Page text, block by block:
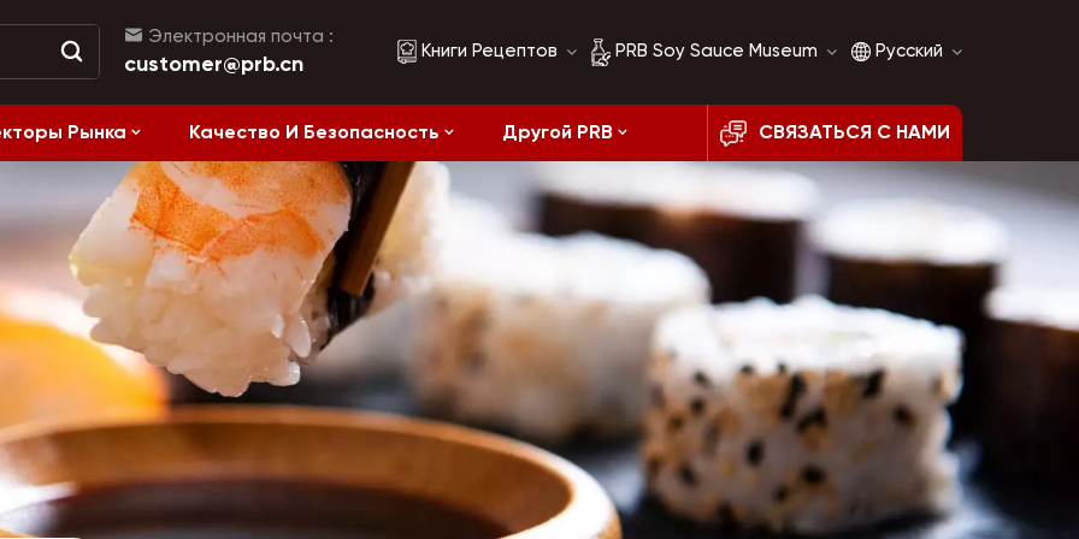
Электронная почта :
customer@prb.cn Книги Рецептов
Рецепты
Здоровое питание
PRB Soy Sauce Museum
История соевого
соуса
Сравнение соевого
Русский
English
français
العربية
Рынка Качество И Безопасность Другой PRB СВЯЗАТЬСЯ С НАМИ